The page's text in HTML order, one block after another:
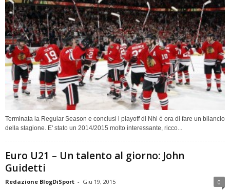
Terminata la Regular Season e conclusi i playoff di Nhl è ora di fare un bilancio
della stagione. E' stato un 2014/2015 molto interessante, ricco...
Euro U21 – Un talento al giorno: John
Guidetti
Redazione BlogDiSport - Giu 19, 2015 0